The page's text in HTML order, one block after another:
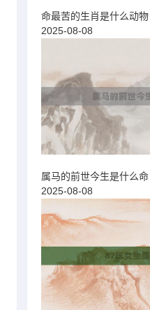
命最苦的生肖是什么动物
2025-08-08
属马的前世今生是什么命
2025-08-08